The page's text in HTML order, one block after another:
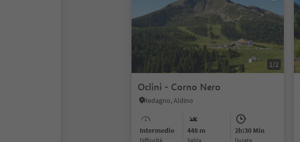
1/2
Oclini - Corno Nero
Redagno, Aldino
Intermedio
Difficoltà
448 m
Salita
2h:30 Min
durata